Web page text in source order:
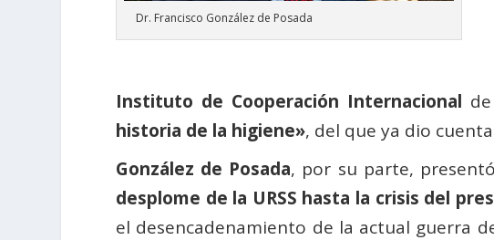
Dr. Francisco González de Posada
Instituto de Cooperación Internacional
historia de la higiene», del que ya dio
González de Posada, por su parte,
desplome de la URSS hasta la crisis del
el desencadenamiento de la actual guerra